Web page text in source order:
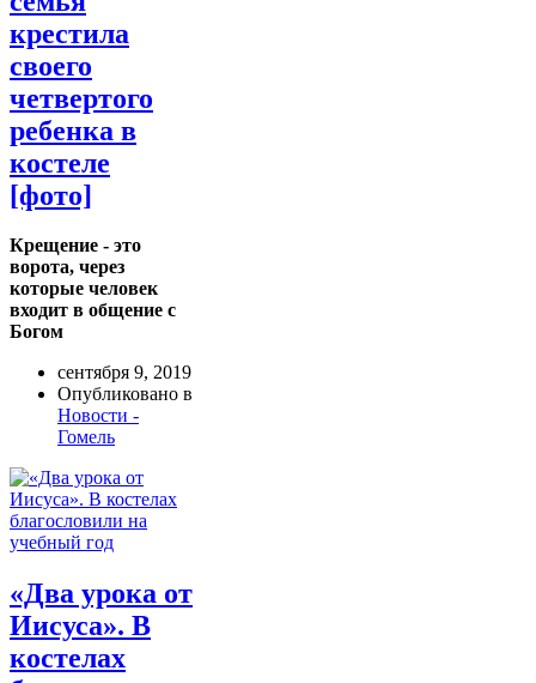
крестила
своего
четвертого
ребенка в
костеле
[фото]
Крещение - это
ворота, через
которые человек
входит в общение с
Богом
сентября 9, 2019
Опубликовано в
Новости -
Гомель
«Два урока от
Иисуса». В
костелах